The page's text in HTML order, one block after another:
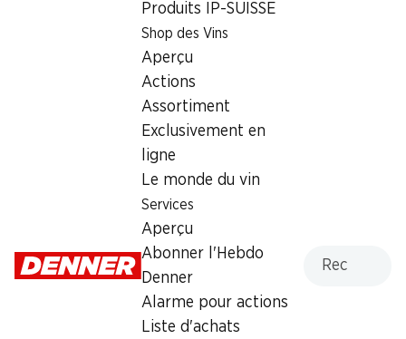
Produits IP-SUISSE
Shop des Vins
Aperçu
Actions
Assortiment
Exclusivement en
ligne
Le monde du vin
Services
Aperçu
Abonner l'Hebdo
Denner
Alarme pour actions
Liste d'achats
Heures d'ouverture
Vendredi